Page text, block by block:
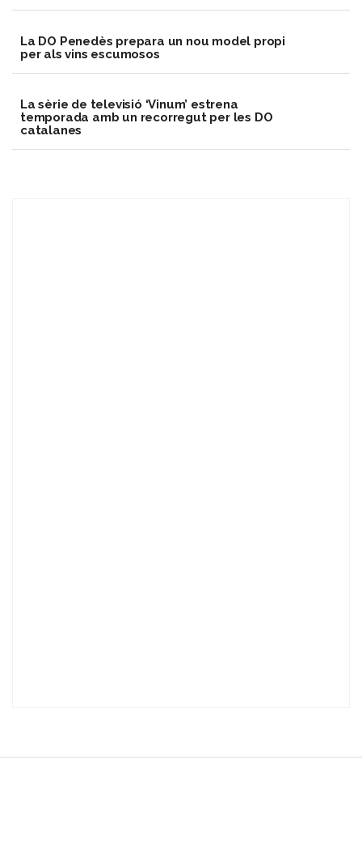
​La DO Penedès prepara un nou model propi
per als vins escumosos
La sèrie de televisió ‘Vinum’ estrena
temporada amb un recorregut per les DO
catalanes